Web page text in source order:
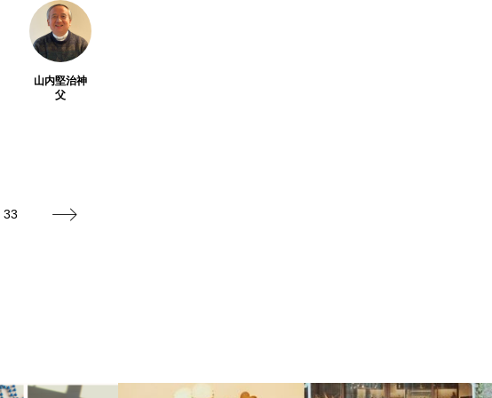
山内堅治神
父
33